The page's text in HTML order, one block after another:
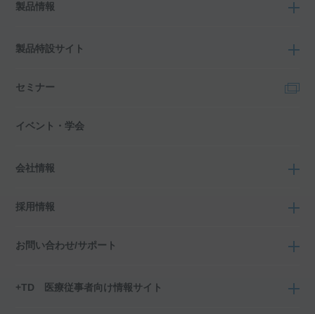
製品情報
製品特設サイト
セミナー
イベント・学会
会社情報
採用情報
お問い合わせ/サポート
+TD 医療従事者向け情報サイト